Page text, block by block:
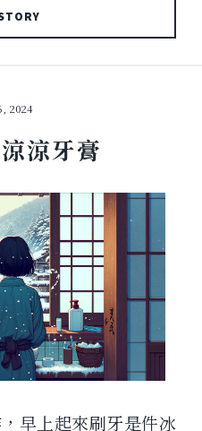
2024
涼牙膏
早上起來刷牙是件冰